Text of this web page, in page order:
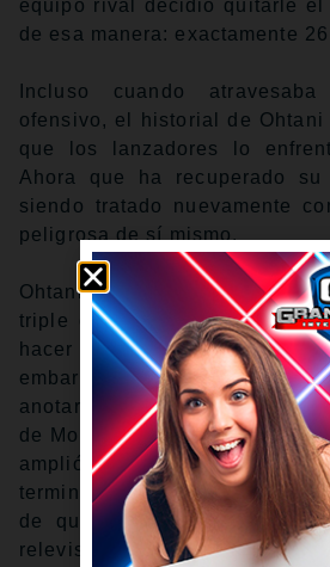
equipo rival decidió quitarle el
de esa manera: exactamente
Incluso cuando
ofensivo, el historial de
que los lanzadores lo
Ahora que ha recuperado su
siendo tratado nuevamente
peligrosa de sí mismo.
Ohtani, quien ya había
triple de dos carreras, no
hacer más daño en el
embargo, al recibir el boleto
anotar posteriormente con un
de Mookie Betts, una carrera
amplió la ventaja de los
terminó siendo la rayita de la
de que Arizona anotara tres
relevistas de Los Ángeles Kyle